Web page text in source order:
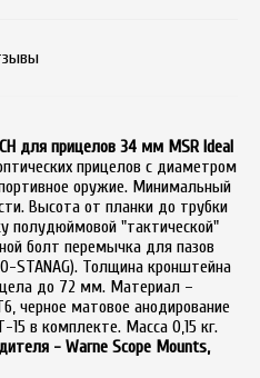
для прицелов 34 мм MSR Ideal
прицелов с диаметром
оружие. Минимальный
Высота от планки до трубки
полудюймовой "тактической"
болт перемычка для пазов
STANAG). Толщина кронштейна
до 72 мм. Материал –
черное матовое анодирование
в комплекте. Масса 0,15 кг.
- Warne Scope Mounts,